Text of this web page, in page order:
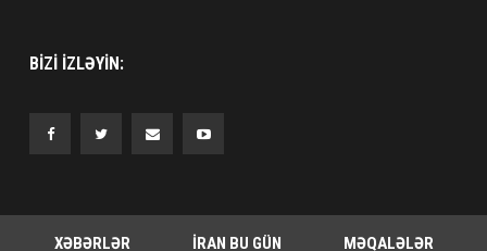
BIZI IZLƏYIN:
XƏBƏRLƏR İRAN BU GÜN MƏQALƏLƏR